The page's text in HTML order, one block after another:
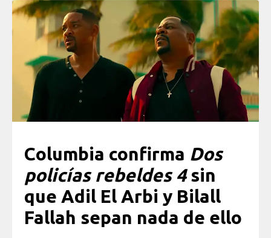
Columbia confirma Dos
policías rebeldes 4sin
que Adil El Arbi y Bilall
Fallah sepan nada de ello